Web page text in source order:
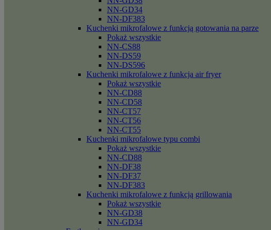
NN-GD34
NN-DF383
Kuchenki mikrofalowe z funkcją gotowania na parze
Pokaż wszystkie
NN-CS88
NN-DS59
NN-DS596
Kuchenki mikrofalowe z funkcja air fryer
Pokaż wszystkie
NN-CD88
NN-CD58
NN-CT57
NN-CT56
NN-CT55
Kuchenki mikrofalowe typu combi
Pokaż wszystkie
NN-CD88
NN-DF38
NN-DF37
NN-DF383
Kuchenki mikrofalowe z funkcją grillowania
Pokaż wszystkie
NN-GD38
NN-GD34